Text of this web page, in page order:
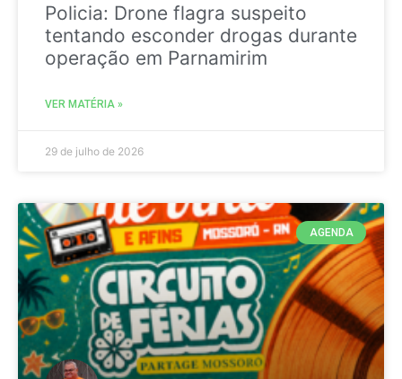
Policia: Drone flagra suspeito
tentando esconder drogas durante
operação em Parnamirim
VER MATÉRIA »
29 de julho de 2026
AGENDA